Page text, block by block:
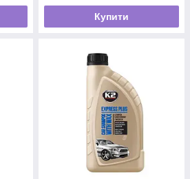
Купити